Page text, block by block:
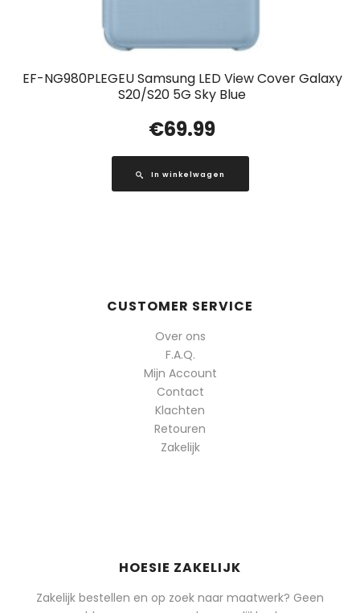
EF-NG980PLEGEU Samsung LED View Cover Galaxy
S20/S20 5G Sky Blue
€69.99
In winkelwagen
CUSTOMER SERVICE
Over ons
F.A.Q.
Mijn Account
Contact
Klachten
Retouren
Zakelijk
HOESIE ZAKELIJK
Zakelijk bestellen en op zoek naar maatwerk? Geen